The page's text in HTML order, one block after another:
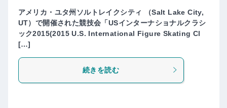
アメリカ・ユタ州ソルトレイクシティ （Salt Lake City,
UT）で開催された競技会「USインターナショナルクラシ
ック2015(2015 U.S. International Figure Skating Cl
[…]
続きを読む